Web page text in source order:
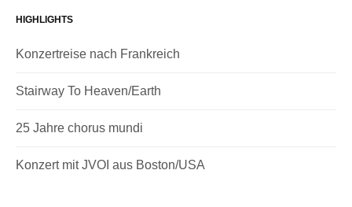
HIGHLIGHTS
Konzertreise nach Frankreich
Stairway To Heaven/Earth
25 Jahre chorus mundi
Konzert mit JVOI aus Boston/USA